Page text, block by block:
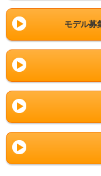
モデル募